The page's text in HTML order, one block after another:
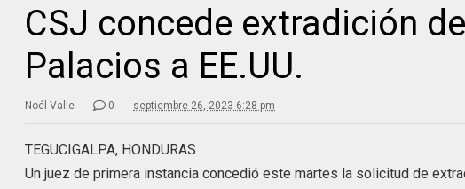
CSJ concede extradición
Palacios a EE.UU.
Noél Valle 0 septiembre 26, 2023 6:28 pm
TEGUCIGALPA, HONDURAS
Un juez de primera instancia concedió este martes la solicitud de